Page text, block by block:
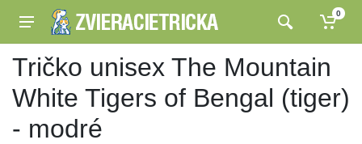
0
Tričko unisex The Mountain
White Tigers of Bengal (tiger)
- modré